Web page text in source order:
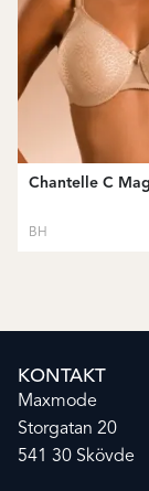
Chantelle C
BH
KONTAKT
Maxmode
Storgatan 20
541 30 Skövde